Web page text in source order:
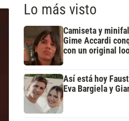
Lo más visto
Camiseta y
Gime Accardi
con un original
Así está hoy
Eva Bargiela y